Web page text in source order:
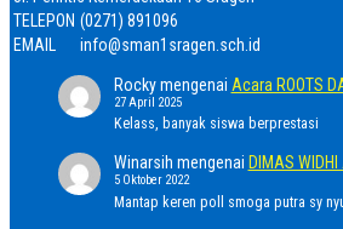
TELEPON (0271) 891096
EMAIL
info@sman1sragen.sch.id
Rockymengenai Acara ROOTS
27 April 2025
Kelass, banyak siswa berprestasi
Winarsih mengenai DIMAS WIDHI
5 Oktober 2022
Mantap keren poll smoga putra sy